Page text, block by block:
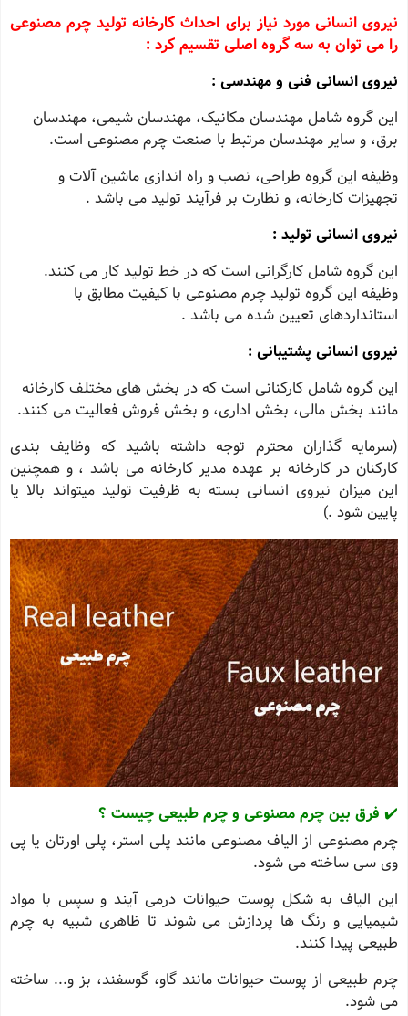
نیروی انسانی مورد نیاز برای احداث کارخانه تولید چرم مصنوعی
را می ‌توان به سه گروه اصلی تقسیم کرد :
نیروی انسانی فنی و مهندسی :
این گروه شامل مهندسان مکانیک، مهندسان شیمی، مهندسان
برق، و سایر مهندسان مرتبط با صنعت چرم مصنوعی است.
وظیفه این گروه طراحی، نصب و راه ‌اندازی ماشین ‌آلات و
تجهیزات کارخانه، و نظارت بر فرآیند تولید می باشد .
نیروی انسانی تولید :
این گروه شامل کارگرانی است که در خط تولید کار می ‌کنند.
وظیفه این گروه تولید چرم مصنوعی با کیفیت مطابق با
استانداردهای تعیین شده می باشد .
نیروی انسانی پشتیبانی :
این گروه شامل کارکنانی است که در بخش ‌های مختلف کارخانه
مانند بخش مالی، بخش اداری، و بخش فروش فعالیت می ‌کنند.
(سرمایه گذاران محترم توجه داشته باشید که وظایف بندی
کارکنان در کارخانه بر عهده مدیر کارخانه می باشد ، و همچنین
این میزان نیروی انسانی بسته به ظرفیت تولید میتواند بالا یا
پایین شود .)
✔️ فرق بین چرم مصنوعی و چرم طبیعی چیست ؟
چرم مصنوعی از الیاف مصنوعی مانند پلی ‌استر، پلی ‌اورتان یا پی
‌وی ‌سی ساخته می‌ شود.
این الیاف به شکل پوست حیوانات درمی ‌آیند و سپس با مواد
شیمیایی و رنگ ‌ها پردازش می‌ شوند تا ظاهری شبیه به چرم
طبیعی پیدا کنند.
چرم طبیعی از پوست حیوانات مانند گاو، گوسفند، بز و... ساخته
می‌ شود.